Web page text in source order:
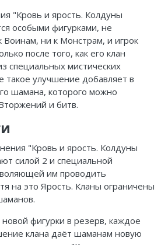
"Кровь и ярость. Колдуны
особыми фигурками, не
ни к Монстрам, и игрок
после того, как его клан
специальных мистических
такое улучшение добавляет в
шамана, которого можно
и битв.
"Кровь и ярость. Колдуны
силой 2 и специальной
им проводить
на это Ярость. Кланы ограничены
фигурки в резерв, каждое
клана даёт шаманам новую